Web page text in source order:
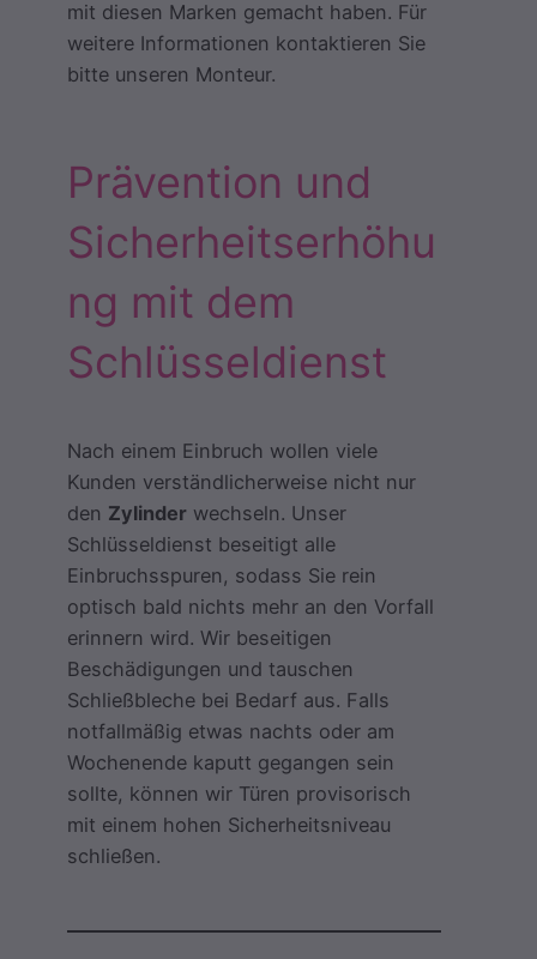
mit diesen Marken gemacht haben. Für
weitere Informationen kontaktieren Sie
bitte unseren Monteur.
Prävention und
Sicherheitserhöhu
ng mit dem
Schlüsseldienst
Nach einem Einbruch wollen viele
Kunden verständlicherweise nicht nur
den Zylinder wechseln. Unser
Schlüsseldienst beseitigt alle
Einbruchsspuren, sodass Sie rein
optisch bald nichts mehr an den Vorfall
erinnern wird. Wir beseitigen
Beschädigungen und tauschen
Schließbleche bei Bedarf aus. Falls
notfallmäßig etwas nachts oder am
Wochenende kaputt gegangen sein
sollte, können wir Türen provisorisch
mit einem hohen Sicherheitsniveau
schließen.